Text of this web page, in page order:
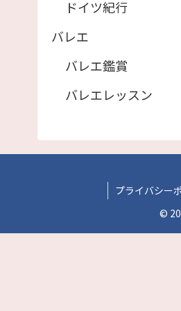
ドイツ紀行
バレエ
バレエ鑑賞
バレエレッスン
プライバシー
©